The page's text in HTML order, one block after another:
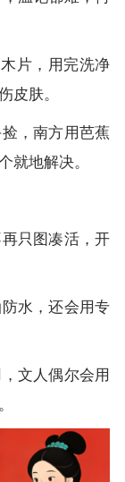
片，用完洗净
皮肤。
，南方用芭蕉
就地解决。
只图凑活，开
水，还会用专
文人偶尔会用